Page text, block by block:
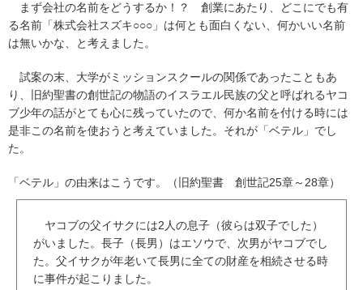
まず会社の名前をどうするか！？ 創業にあたり、どこにでも有
る名前「株式会社スズキ○○○」は何とも面白くない、何かいい名前
は無いかな、と考えました。
試案の末、大学がミッションスクールの関係であったこともあ
り、旧約聖書の創世記の物語のイスラエル民族の父と呼ばれるヤコ
ブ少年の話がとても心に残っていたので、何か名前を付ける時には
是非この名前を使おうと考えていました。それが「ベテル」でし
た。
「ベテル」の由来はこうです。（旧約聖書 創世記25章～28章）
ヤコブの父イサクには2人の息子（彼らは双子でした）
がいました。長子（長男）はエソウで、次男がヤコブでし
た。父イサクが年老いて長男に全ての財産を相続させる時
に事件が起こりました。